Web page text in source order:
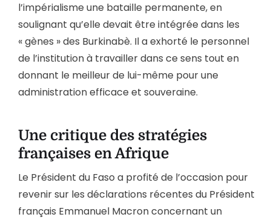
l’impérialisme une bataille permanente, en
soulignant qu’elle devait être intégrée dans les
« gènes » des Burkinabè. Il a exhorté le personnel
de l’institution à travailler dans ce sens tout en
donnant le meilleur de lui-même pour une
administration efficace et souveraine.
Une critique des stratégies
françaises en Afrique
Le Président du Faso a profité de l’occasion pour
revenir sur les déclarations récentes du Président
français Emmanuel Macron concernant un